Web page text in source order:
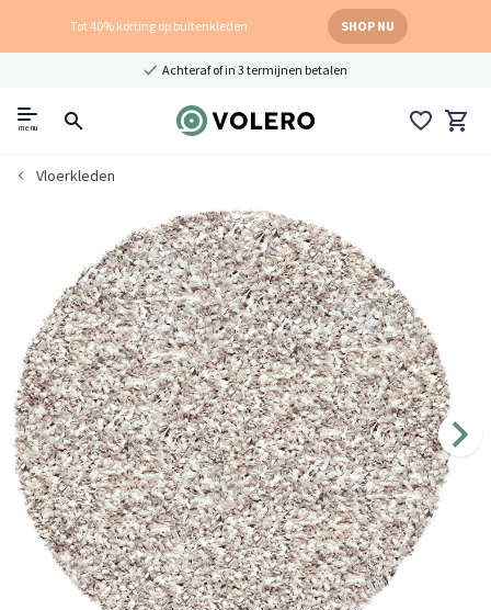
Tot 40% korting op buitenkleden SHOP NU
Achteraf of in 3 termijnen betalen
menu
Vloerkleden